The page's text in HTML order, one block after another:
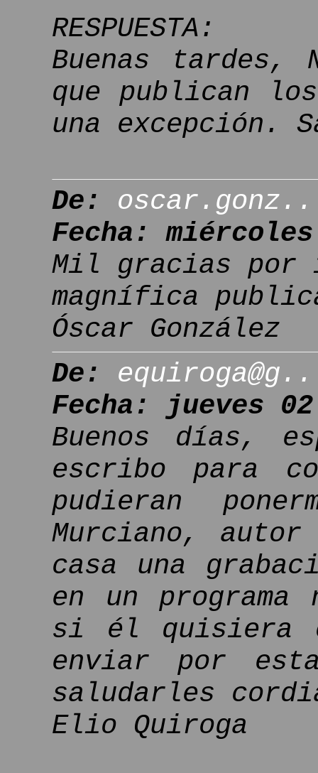
RESPUESTA:
Buenas
que publican
una excepción.
De:
Fecha:
Mil gracias por
magnífica
Óscar González
De:
Fecha: jueves
Buenos días,
escribo para
pudieran
Murciano,
casa una
en un
si él quisiera
enviar por
saludarles
Elio Quiroga